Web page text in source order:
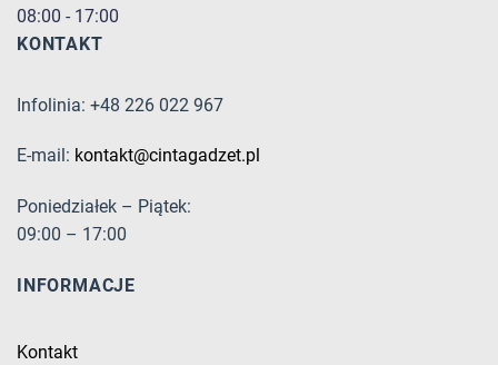
08:00 - 17:00
KONTAKT
Infolinia: +48 226 022 967
E-mail: kontakt@cintagadzet.pl
Poniedziałek – Piątek:
09:00 – 17:00
INFORMACJE
Kontakt